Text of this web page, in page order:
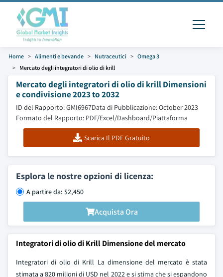
Home Alimenti e bevande Nutraceutici
Omega 3
Mercato degli integratori di olio di krill
Mercato degli integratori di olio di krill Dimensioni
e condivisione 2023 to 2032
ID del Rapporto: GMI6967Data di Pubblicazione: October 2023
Formato del Rapporto: PDF/Excel/Dashboard/Piattaforma
Scarica Il PDF Gratuito
Esplora le nostre opzioni di licenza:
A partire da: $2,450
Acquista Ora
Integratori di olio di Krill Dimensione del mercato
Integratori di olio di Krill La dimensione del mercato è stata
stimata a 820 milioni di USD nel 2022 e si stima che si espandono